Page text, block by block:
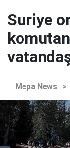
Suriye
Mepa News >